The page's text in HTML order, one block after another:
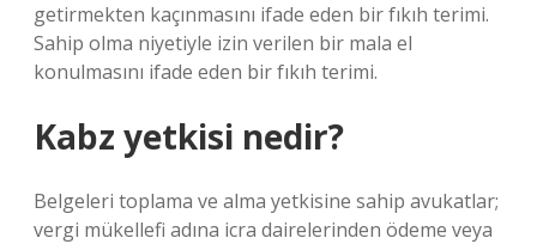
getirmekten kaçınmasını ifade eden bir fıkıh terimi.
Sahip olma niyetiyle izin verilen bir mala el
konulmasını ifade eden bir fıkıh terimi.
Kabz yetkisi nedir?
Belgeleri toplama ve alma yetkisine sahip avukatlar;
vergi mükellefi adına icra dairelerinden ödeme veya